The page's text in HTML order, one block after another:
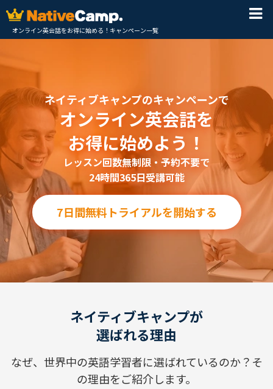
オンライン英会話をお得に始める！キャンペーン一覧
ネイティブキャンプのキャンペーンで
オンライン英会話を
お得に始めよう！
レッスン回数無制限・予約不要で
24時間365日受講可能
7日間無料トライアルを開始する
ネイティブキャンプが
選ばれる理由
なぜ、世界中の英語学習者に選ばれているのか？そ
の理由をご紹介します。